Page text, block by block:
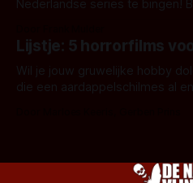
Nederlandse series te bingen! Bij nederhorror denk je al
Amsterdamned of The
is niet beperkt tot films. Hier
Lijstje: 5 horrorfilms
Wil je jouw gruwelijke hobby
die een aardappelschilmes al